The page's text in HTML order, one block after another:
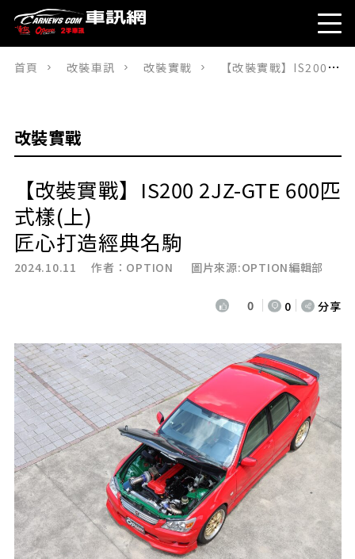
首頁 改裝車訊 改裝實戰 【改裝實戰】IS200 2JZ-GTE 600匹式樣(上)匠心打造經典名駒
改裝實戰
【改裝實戰】IS200 2JZ-GTE 600匹
式樣(上)
匠心打造經典名駒
2024.10.11 作者： OPTION 圖片來源:OPTION編輯部
0 0 分享